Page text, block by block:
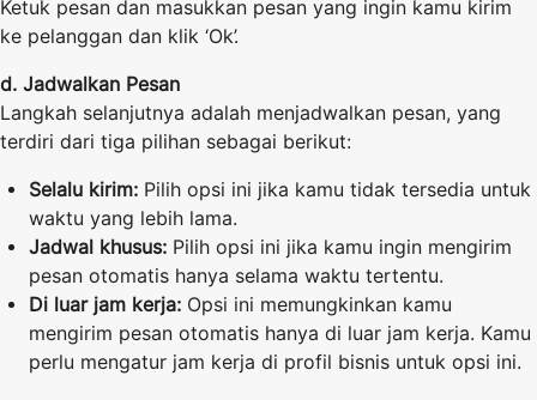
Ketuk pesan dan masukkan pesan yang ingin kamu kirim
ke pelanggan dan klik ‘Ok’.
d. Jadwalkan Pesan
Langkah selanjutnya adalah menjadwalkan pesan, yang
terdiri dari tiga pilihan sebagai berikut:
Selalu kirim: Pilih opsi ini jika kamu tidak tersedia untuk
waktu yang lebih lama.
Jadwal khusus: Pilih opsi ini jika kamu ingin mengirim
pesan otomatis hanya selama waktu tertentu.
Di luar jam kerja: Opsi ini memungkinkan kamu
mengirim pesan otomatis hanya di luar jam kerja. Kamu
perlu mengatur jam kerja di profil bisnis untuk opsi ini.